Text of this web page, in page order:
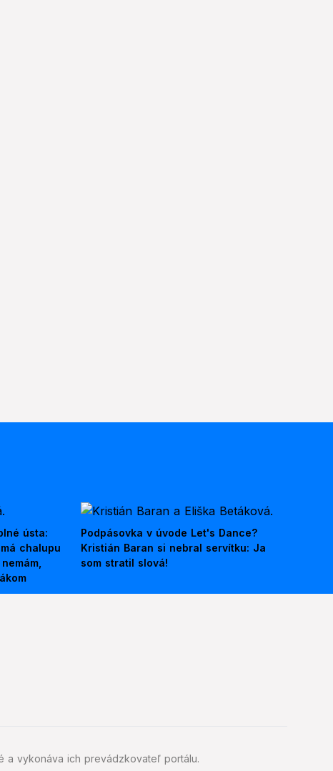
ústa:
chalupu
Podpásovka v úvode Let's Dance?
Kristián Baran si nebral servítku: Ja
som stratil slová!
a vykonáva ich prevádzkovateľ portálu.